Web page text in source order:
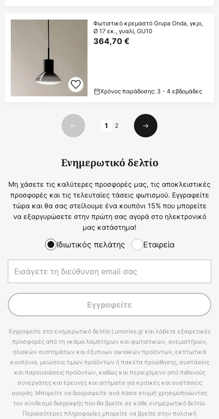
Φωτιστικό κρεμαστό Grupa Onda, γκρι,
Ø 17 εκ., γυαλί, GU10
364,70 €
Χρόνος παράδοσης: 3 - 4 εβδομάδες
Προηγούμενο
1 2
Επόμενο
Ενημερωτικό δελτίο
Μη χάσετε τις καλύτερες προσφορές μας, τις αποκλειστικές
προσφορές και τις τελευταίες τάσεις φωτισμού. Εγγραφείτε
τώρα και θα σας στείλουμε ένα κουπόνι 15% που μπορείτε
να εξαργυρώσετε στην πρώτη σας αγορά στο ηλεκτρονικό
μας κατάστημα!
Ιδιωτικός πελάτης Εταιρεία
Εγγραφείτε
Εγγραφείτε στο ενημερωτικό δελτίο Lumories.gr και λάβετε εξαιρετικές
προσφορές από τη γκάμα λαμπτήρων και φωτιστικών, ανεμιστήρων,
ηλιακών συστημάτων και έξυπνων οικιακών προϊόντων, εκπτωτικά
κουπόνια, μειώσεις τιμών προϊόντων ή πακέτα προώθησης, συστάσεις
και παρουσιάσεις προϊόντων, καθώς και περιεχόμενο από πιθανούς
συνεργάτες και έρευνες και αιτήματα για κριτικές και συστάσεις
αγοράς. Μπορείτε να διαγραφείτε ανά πάσα στιγμή χρησιμοποιώντας
τον σύνδεσμο διαγραφής που θα βρείτε σε κάθε ενημερωτικό δελτίο.
Περισσότερες πληροφορίες μπορείτε να βρείτε στην πολιτική